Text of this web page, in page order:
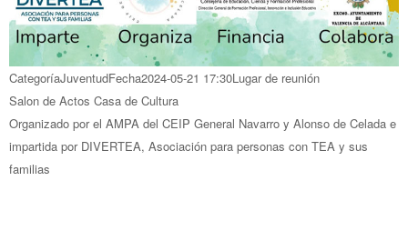
CategoríaJuventudFecha2024-05-21 17:30Lugar de reunión
Salon de Actos Casa de Cultura
Organizado por el AMPA del CEIP General Navarro y Alonso de Celada e
impartida por DIVERTEA, Asociación para personas con TEA y sus
familias